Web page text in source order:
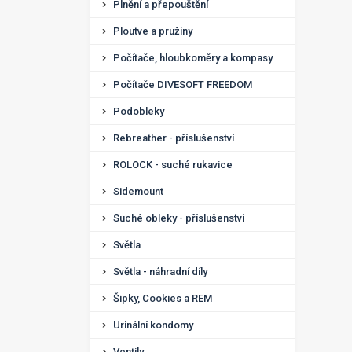
Plnění a přepouštění
Ploutve a pružiny
Počítače, hloubkoměry a kompasy
Počítače DIVESOFT FREEDOM
Podobleky
Rebreather - příslušenství
ROLOCK - suché rukavice
Sidemount
Suché obleky - příslušenství
Světla
Světla - náhradní díly
Šipky, Cookies a REM
Urinální kondomy